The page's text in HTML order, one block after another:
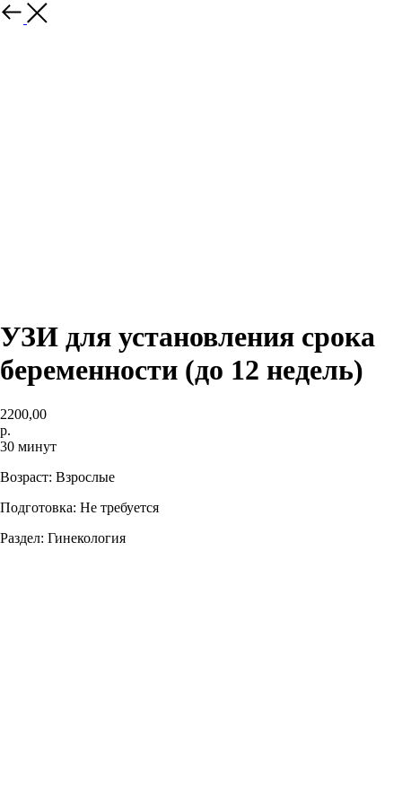
УЗИ для установления срока
беременности (до 12 недель)
2200,00
р.
30 минут
Возраст: Взрослые
Подготовка: Не требуется
Раздел: Гинекология